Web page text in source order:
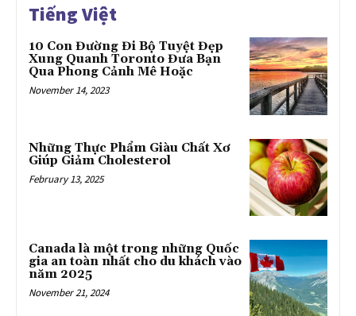
Tiếng Việt
10 Con Đường Đi Bộ Tuyệt Đẹp
Xung Quanh Toronto Đưa Bạn
Qua Phong Cảnh Mê Hoặc
November 14, 2023
Những Thực Phẩm Giàu Chất Xơ
Giúp Giảm Cholesterol
February 13, 2025
Canada là một trong những Quốc
gia an toàn nhất cho du khách vào
năm 2025
November 21, 2024